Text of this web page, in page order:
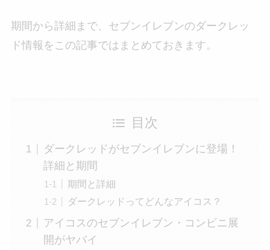
期間から詳細まで、セブンイレブンのダークレッ
ド情報をこの記事ではまとめておきます。
目次
ダークレッドがセブンイレブンに登場！
詳細と期間
期間と詳細
ダークレッドってどんなアイコス？
アイコスのセブンイレブン・コンビニ展
開がヤバイ